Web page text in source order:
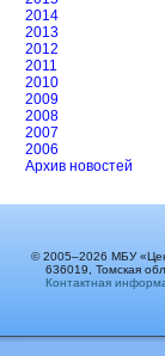
2014
2013
2012
2011
2010
2009
2008
2007
2006
Архив новостей
© 2005–2026 МБУ
636019, Томская
Контактная